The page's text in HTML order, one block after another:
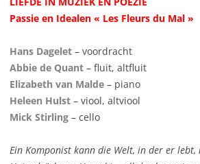
JAARPROGRAMMA
JAARPROGRAMMA 2018-2019
JAARPROGRAMMA 2017-2018
JAARPROGRAMMA
Passie en Idealen « Les Fleurs du Mal »
Hans Dagelet – voordracht
Abbie de Quant – fluit, altfluit
Elizabeth van Malde – piano
Heleen Hulst – viool, altviool
Mick Stirling – cello
Ein Komponist kann die Welt, in der er